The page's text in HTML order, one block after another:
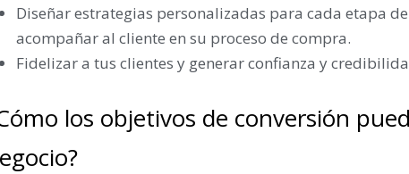
Diseñar estrategias personalizadas para cada etapa
acompañar al cliente en su proceso de compra.
Fidelizar a tus clientes y generar confianza y
los objetivos de conversión